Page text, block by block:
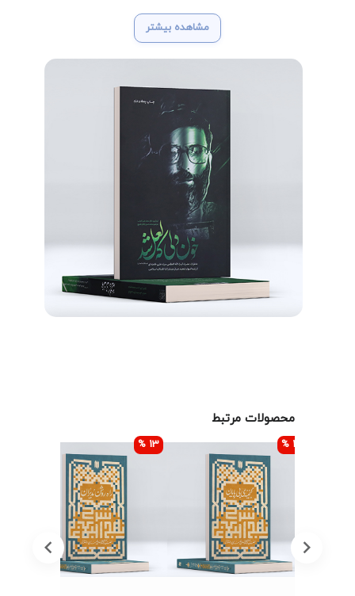
مشاهده بیشتر
محصولات مرتبط
13 %
13 %